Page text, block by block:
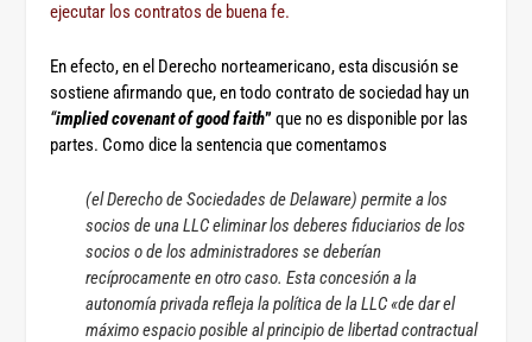
ejecutar los contratos de buena fe.
En efecto, en el Derecho norteamericano, esta discusión se
“implied covenant of good faith”que no es disponible por las
partes. Como dice la sentencia que comentamos
(el Derecho de Sociedades de Delaware) permite a los
socios de una LLC eliminar los deberes fiduciarios de los
socios o de los administradores se deberían
recíprocamente en otro caso. Esta concesión a la
autonomía privada refleja la política de la LLC «de dar el
máximo espacio posible al principio de libertad contractual